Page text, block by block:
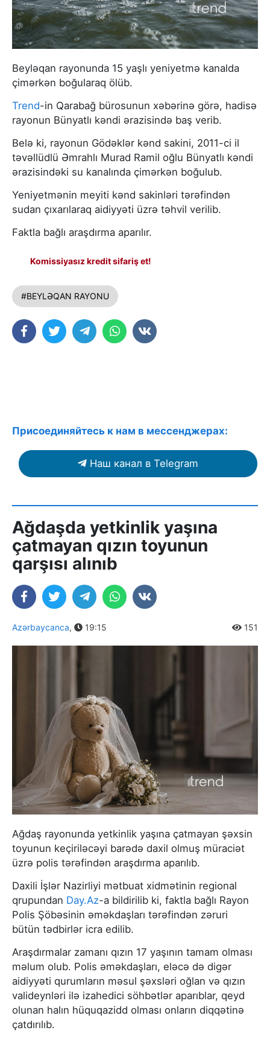
Beyləqan rayonunda 15 yaşlı yeniyetmə kanalda
çimərkən boğularaq ölüb.
Trend-in Qarabağ bürosunun xəbərinə görə, hadisə
rayonun Bünyatlı kəndi ərazisində baş verib.
Belə ki, rayonun Gödəklər kənd sakini, 2011-ci il
təvəllüdlü Əmrahlı Murad Ramil oğlu Bünyatlı kəndi
ərazisindəki su kanalında çimərkən boğulub.
Yeniyetmənin meyiti kənd sakinləri tərəfindən
sudan çıxarılaraq aidiyyəti üzrə təhvil verilib.
Faktla bağlı araşdırma aparılır.
Komissiyasız kredit sifariş et!
#BEYLƏQAN RAYONU
Присоединяйтесь к нам в мессенджерах:
Наш канал в Telegram
Ağdaşda yetkinlik yaşına
çatmayan qızın toyunun
qarşısı alınıb
Azərbaycanca, 19:15 151
Ağdaş rayonunda yetkinlik yaşına çatmayan şəxsin
toyunun keçiriləcəyi barədə daxil olmuş müraciət
üzrə polis tərəfindən araşdırma aparılıb.
Daxili İşlər Nazirliyi mətbuat xidmətinin regional
qrupundan Day.Az-а bildirilib ki, faktla bağlı Rayon
Polis Şöbəsinin əməkdaşları tərəfindən zəruri
bütün tədbirlər icra edilib.
Araşdırmalar zamanı qızın 17 yaşının tamam olması
məlum olub. Polis əməkdaşları, eləcə də digər
aidiyyəti qurumların məsul şəxsləri oğlan və qızın
valideynləri ilə izahedici söhbətlər aparıblar, qeyd
olunan halın hüquqazidd olması onların diqqətinə
çatdırılıb.